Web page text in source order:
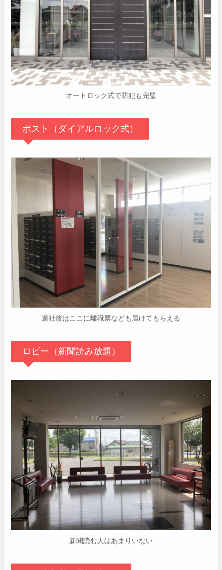
オートロック式で防犯も完璧
ポスト（ダイアルロック式）
退社後はここに離職票なども届けてもらえる
ロビー（新聞読み放題）
新聞読む人はあまりいない